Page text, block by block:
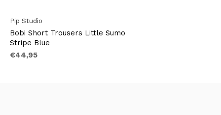
Pip Studio
Bobi Short Trousers Little Sumo
Stripe Blue
€44,95